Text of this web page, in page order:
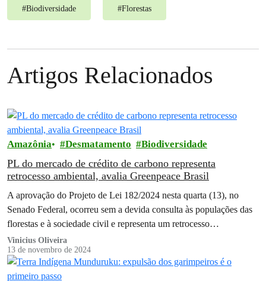
#Biodiversidade #Florestas
Artigos Relacionados
Amazônia Desmatamento Biodiversidade
PL do mercado de crédito de carbono representa
retrocesso ambiental, avalia Greenpeace Brasil
A aprovação do Projeto de Lei 182/2024 nesta quarta (13), no
Senado Federal, ocorreu sem a devida consulta às populações das
florestas e à sociedade civil e representa um retrocesso…
Vinicius Oliveira
13 de novembro de 2024